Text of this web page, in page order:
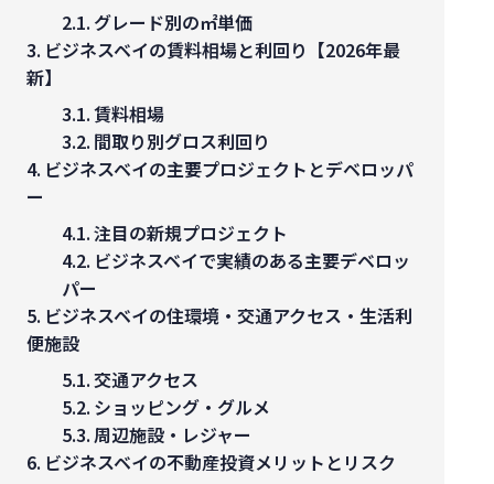
グレード別の㎡単価
ビジネスベイの賃料相場と利回り【2026年最
新】
賃料相場
間取り別グロス利回り
ビジネスベイの主要プロジェクトとデベロッパ
ー
注目の新規プロジェクト
ビジネスベイで実績のある主要デベロッ
パー
ビジネスベイの住環境・交通アクセス・生活利
便施設
交通アクセス
ショッピング・グルメ
周辺施設・レジャー
ビジネスベイの不動産投資メリットとリスク